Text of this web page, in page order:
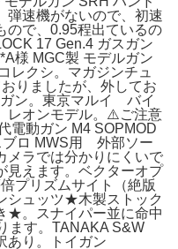
弾速機がないので、初速
ので、0.95程出ているの
17 Gen.4 ガスガン
様 MGC製 モデルガン
レクシ。マガジンチュ
りましたが、外してお
ガン。東京マルイ バイ
オンモデル。⚠️ご注意
電動ガン M4 SOPMOD
ブロ MWS用 外部ソー
ラでは分かりにくいで
見えます。ベクターオプ
プリズムサイト（絶版
ュッツ★木製ストック
。スナイパー並に命中
ます。TANAKA S&W
あり。トイガン